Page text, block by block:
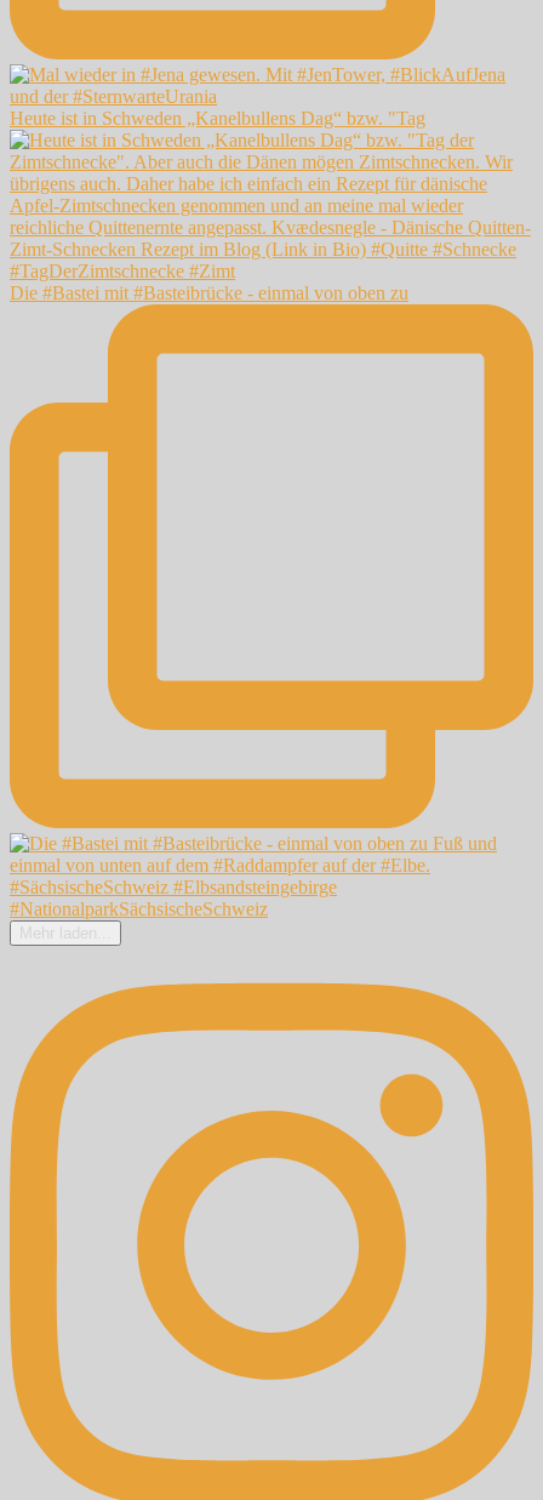
Heute ist in Schweden „Kanelbullens Dag“ bzw. "Tag
Die #Bastei mit #Basteibrücke - einmal von oben zu
Mehr laden...